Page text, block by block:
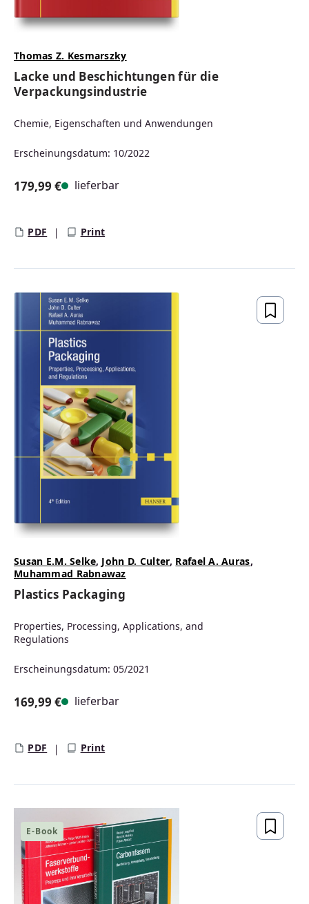
Thomas Z. Kesmarszky
Lacke und Beschichtungen für die
Verpackungsindustrie
Chemie, Eigenschaften und Anwendungen
Erscheinungsdatum: 10/2022
179,99 € lieferbar
PDF Print
Susan E.M. Selke, John D. Culter, Rafael A. Auras,
Muhammad Rabnawaz
Plastics Packaging
Properties, Processing, Applications, and
Regulations
Erscheinungsdatum: 05/2021
169,99 € lieferbar
PDF Print
E-Book